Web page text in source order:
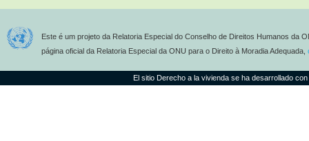
Este é um projeto da Relatoria Especial do Conselho de Direitos Humanos da
página oficial da Relatoria Especial da ONU para o Direito à Moradia Adequada,
El sitio Derecho a la vivienda se ha desarrollado